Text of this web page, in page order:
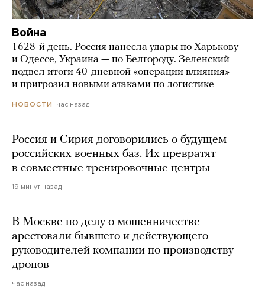
Война
1628-й день. Россия нанесла удары по Харькову
и Одессе, Украина — по Белгороду. Зеленский
подвел итоги 40-дневной «операции влияния»
и пригрозил новыми атаками по логистике
НОВОСТИ час назад
Россия и Сирия договорились о будущем
российских военных баз. Их превратят
в совместные тренировочные центры
19 минут назад
В Москве по делу о мошенничестве
арестовали бывшего и действующего
руководителей компании по производству
дронов
час назад